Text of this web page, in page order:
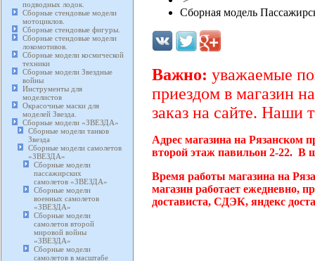
подводных лодок.
Сборные стендовые модели
мотоциклов.
Сборные стендовые фигуры.
Сборные стендовые модели
локомотивов.
Сборные модели космической
техники
Сборные модели Звездные
войны
Инструменты для
моделистов
Окрасочные маски для
моделей Звезда.
Сборные модели «ЗВЕЗДА»
Сборные модели танков
Звезда
Сборные модели самолетов
«ЗВЕЗДА»
Сборные модели
пассажирских
самолетов «ЗВЕЗДА»
Сборные модели
военных самолетов
«ЗВЕЗДА»
Сборные модели
самолетов второй
мировой войны
«ЗВЕЗДА»
Сборные модели
самолетов в масштабе
Сборная модель
Важно: уважаемые
приездом в магазин
заказ на сайте. Наши
Адрес магазина на Рязанском
второй этаж павильон 2-22. В
Время работы магазина на
магазин работает ежедневно,
достависта, СДЭК, яндекс